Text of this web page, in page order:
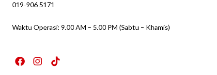
019-906 5171
Waktu Operasi: 9.00 AM – 5.00 PM (Sabtu – Khamis)
F
a
I
n
T
i